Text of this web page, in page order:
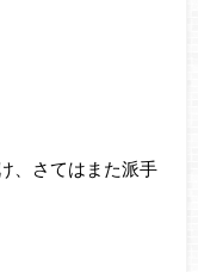
、さてはまた派手